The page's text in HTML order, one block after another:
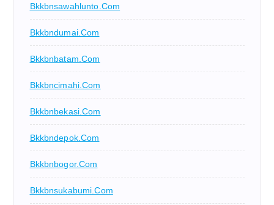
Bkkbnsawahlunto.com
Bkkbndumai.com
Bkkbnbatam.com
Bkkbncimahi.com
Bkkbnbekasi.com
Bkkbndepok.com
Bkkbnbogor.com
Bkkbnsukabumi.com